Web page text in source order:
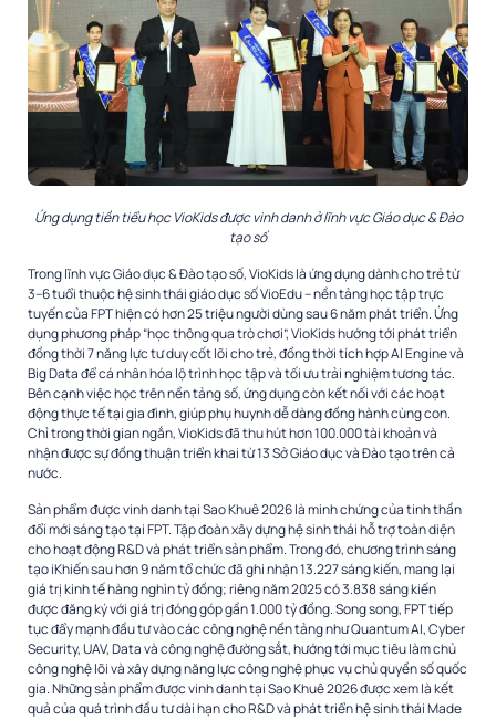
Ứng dụng tiền tiểu học VioKids được vinh danh ở lĩnh vực Giáo dục & Đào
tạo số
Trong lĩnh vực Giáo dục & Đào tạo số, VioKids là ứng dụng dành cho trẻ từ
3–6 tuổi thuộc hệ sinh thái giáo dục số VioEdu – nền tảng học tập trực
tuyến của FPT hiện có hơn 25 triệu người dùng sau 6 năm phát triển. Ứng
dụng phương pháp “học thông qua trò chơi”, VioKids hướng tới phát triển
đồng thời 7 năng lực tư duy cốt lõi cho trẻ, đồng thời tích hợp AI Engine và
Big Data để cá nhân hóa lộ trình học tập và tối ưu trải nghiệm tương tác.
Bên cạnh việc học trên nền tảng số, ứng dụng còn kết nối với các hoạt
động thực tế tại gia đình, giúp phụ huynh dễ dàng đồng hành cùng con.
Chỉ trong thời gian ngắn, VioKids đã thu hút hơn 100.000 tài khoản và
nhận được sự đồng thuận triển khai từ 13 Sở Giáo dục và Đào tạo trên cả
nước.
Sản phẩm được vinh danh tại Sao Khuê 2026 là minh chứng của tinh thần
đổi mới sáng tạo tại FPT. Tập đoàn xây dựng hệ sinh thái hỗ trợ toàn diện
cho hoạt động R&D và phát triển sản phẩm. Trong đó, chương trình sáng
tạo iKhiến sau hơn 9 năm tổ chức đã ghi nhận 13.227 sáng kiến, mang lại
giá trị kinh tế hàng nghìn tỷ đồng; riêng năm 2025 có 3.838 sáng kiến
được đăng ký với giá trị đóng góp gần 1.000 tỷ đồng. Song song, FPT tiếp
tục đẩy mạnh đầu tư vào các công nghệ nền tảng như Quantum AI, Cyber
Security, UAV, Data và công nghệ đường sắt, hướng tới mục tiêu làm chủ
công nghệ lõi và xây dựng năng lực công nghệ phục vụ chủ quyền số quốc
gia. Những sản phẩm được vinh danh tại Sao Khuê 2026 được xem là kết
quả của quá trình đầu tư dài hạn cho R&D và phát triển hệ sinh thái Made